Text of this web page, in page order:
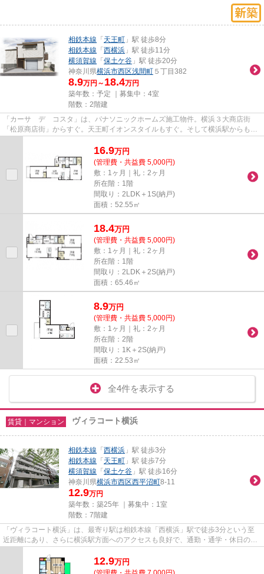
相鉄本線 「 天王町 」駅 徒歩8分
相鉄本線 「 西横浜 」駅 徒歩11分
横須賀線 「 保土ケ谷 」駅 徒歩20分
神奈川県横浜市西区浅間町 ５丁目382
8.9万円～ 18.4万円
築年数：予定 ｜募集中： 4室
階数：2階建
「カーサ デ コスタ」は、パナソニックホームズ施工物件。横浜３大商店街
「松原商店街」からすぐ。天王町イオンスタイルもすぐ。そして横浜駅からも平
16.9万円
(管理費・共益費 5,000円)
敷：1ヶ月｜礼：2ヶ月
所在階：1階
間取り：2LDK＋1S(納戸)
面積：52.55㎡
18.4万円
(管理費・共益費 5,000円)
敷：1ヶ月｜礼：2ヶ月
所在階：1階
間取り：2LDK＋2S(納戸)
面積：65.46㎡
8.9万円
(管理費・共益費 5,000円)
敷：1ヶ月｜礼：2ヶ月
所在階：2階
間取り：1K＋2S(納戸)
面積：22.53㎡
全4件を表示する
賃貸｜マンション ヴィラコート横浜
相鉄本線 「 西横浜 」駅 徒歩3分
相鉄本線 「 天王町 」駅 徒歩7分
横須賀線 「 保土ケ谷 」駅 徒歩16分
神奈川県横浜市西区西平沼町8-11
12.9万円
築年数：築25年 ｜募集中： 1室
階数：7階建
「ヴィラコート横浜」は、最寄り駅は相鉄本線「西横浜」駅で徒歩3分という至
近距離にあり、さらに横浜駅方面へのアクセスも良好で、通勤・通学・休日の外
12.9万円